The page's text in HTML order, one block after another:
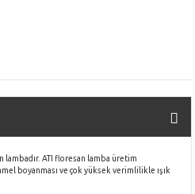
lambadır. ATI floresan lamba üretim
boyanması ve çok yüksek verimlilikle ışık